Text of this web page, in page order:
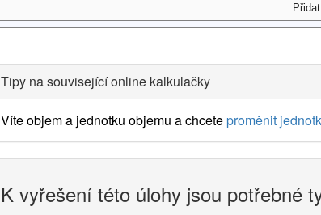
Tipy na související online kalkulačky
Víte objem a jednotku objemu a chceteproměnit
K vyřešení této úlohy jsou potřebné